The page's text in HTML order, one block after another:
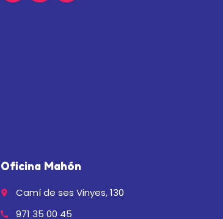
Oficina Mahón
place Camí de ses Vinyes, 130
call 971 35 00 45